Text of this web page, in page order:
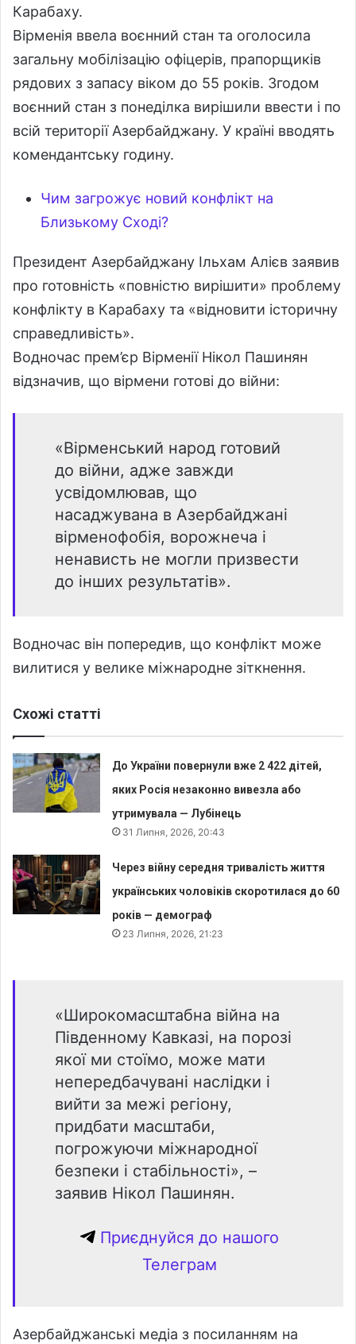
Карабаху.
Вірменія ввела воєнний стан та оголосила
загальну мобілізацію офіцерів, прапорщиків
рядових з запасу віком до 55 років. Згодом
воєнний стан з понеділка вирішили ввести і по
всій території Азербайджану. У країні вводять
комендантську годину.
Чим загрожує новий конфлікт на
Близькому Сході?
Президент Азербайджану Ільхам Алієв заявив
про готовність «повністю вирішити» проблему
конфлікту в Карабаху та «відновити історичну
справедливість».
Водночас прем’єр Вірменії Нікол Пашинян
відзначив, що вірмени готові до війни:
«Вірменський народ готовий
до війни, адже завжди
усвідомлював, що
насаджувана в Азербайджані
вірменофобія, ворожнеча і
ненависть не могли призвести
до інших результатів».
Водночас він попередив, що конфлікт може
вилитися у велике міжнародне зіткнення.
Схожі статті
До України повернули вже 2 422 дітей,
яких Росія незаконно вивезла або
утримувала — Лубінець
31 Липня, 2026, 20:43
Через війну середня тривалість життя
українських чоловіків скоротилася до 60
років — демограф
23 Липня, 2026, 21:23
«Широкомасштабна війна на
Південному Кавказі, на порозі
якої ми стоїмо, може мати
непередбачувані наслідки і
вийти за межі регіону,
придбати масштаби,
погрожуючи міжнародної
безпеки і стабільності», –
заявив Нікол Пашинян.
Приєднуйся до нашого
Телеграм
Азербайджанські медіа з посиланням на